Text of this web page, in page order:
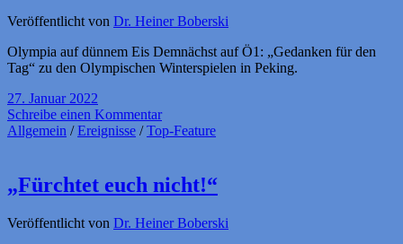
Veröffentlicht von Dr. Heiner Boberski
Olympia auf dünnem Eis Demnächst auf Ö1: „Gedanken für den
Tag“ zu den Olympischen Winterspielen in Peking.
27. Januar 2022
Schreibe einen Kommentar
Allgemein /Ereignisse /Top-Feature
„Fürchtet euch nicht!“
Veröffentlicht von Dr. Heiner Boberski